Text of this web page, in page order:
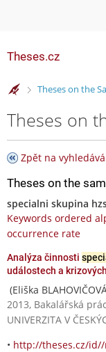
Theses.cz
>
Theses on the
Theses on
Zpět na
Theses on the
specialni skupina
Keywords ordered
occurrence rate
Analýza činnosti
událostech a
(Eliška
2013, Bakalářská
UNIVERZITA V
• http://theses.cz/